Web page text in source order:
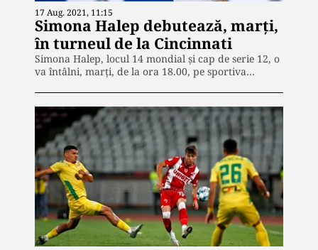
17 Aug. 2021, 11:15
Simona Halep debutează, marţi,
în turneul de la Cincinnati
Simona Halep, locul 14 mondial şi cap de serie 12, o
va întâlni, marţi, de la ora 18.00, pe sportiva…